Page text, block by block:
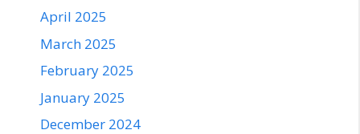
April 2025
March 2025
February 2025
January 2025
December 2024